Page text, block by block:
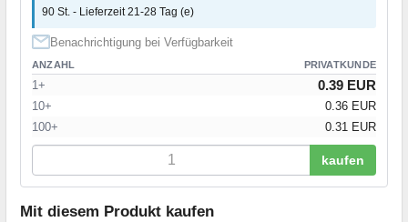
90 St. - Lieferzeit 21-28 Tag (e)
Benachrichtigung bei Verfügbarkeit
ANZAHL PRIVATKUNDE
1+ 0.39 EUR
10+
0.36 EUR
100+
0.31 EUR
kaufen
Mit diesem Produkt kaufen